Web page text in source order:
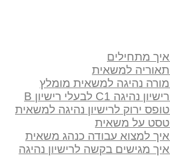
מידע 8: איך מגישים בקשה לרישיון נהיגה